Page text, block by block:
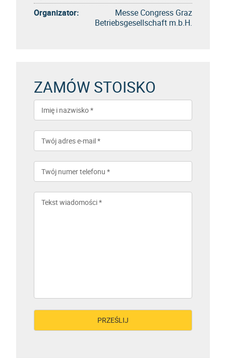
Organizator:
Messe Congress Graz
Betriebsgesellschaft m.b.H.
ZAMÓW STOISKO